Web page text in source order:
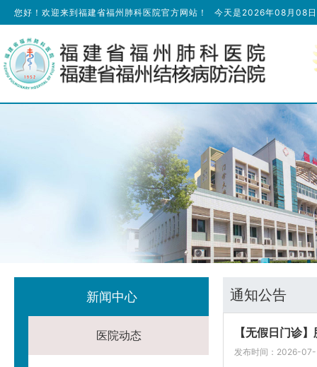
您好！欢迎来到福建省福州肺科医院官方网站！ 今天是 2026年08月08
新闻中心
医院动态
通知公告
【无假日门诊
发布时间：2026-